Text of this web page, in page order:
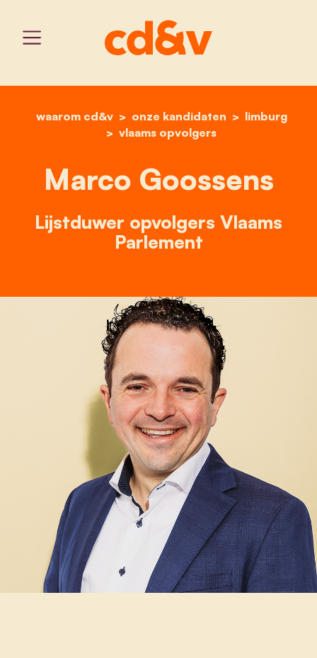
home
waarom cd&v onze kandidaten
limburg
vlaams opvolgers
marco goossens
Marco Goossens
Lijstduwer opvolgers Vlaams
Parlement